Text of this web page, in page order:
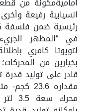
انسيابية رفيعة
رئيسية ضمن فلسفة
في “المظهر
لتويوتا كامري
مقداره
محرك